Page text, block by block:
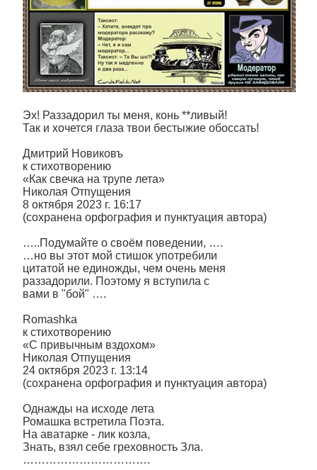
Эх! Раззадорил ты меня, конь **ливый!
Так и хочется глаза твои бестыжие обоссать!
Дмитрий Новиковъ
к стихотворению
«Как свечка на трупе лета»
Николая Отпущения
8 октября 2023 г. 16:17
(сохранена орфография и пунктуация автора)
…..Подумайте о своём поведении, ….
…но вы этот мой стишок употребили
цитатой не единожды, чем очень меня
раззадорили. Поэтому я вступила с
вами в "бой" ….
Romashka
к стихотворению
«С привычным вздохом»
Николая Отпущения
24 октября 2023 г. 13:14
(сохранена орфография и пунктуация автора)
Однажды на исходе лета
Ромашка встретила Поэта.
На аватарке - лик козла,
Знать, взял себе греховность Зла.
…………………………….